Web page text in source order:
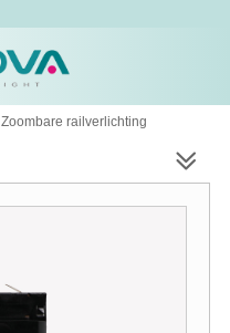
Zoombare railverlichting